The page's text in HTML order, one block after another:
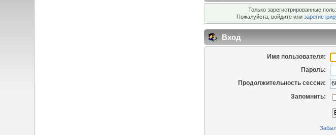
Только зарегистрированные
Пожалуйста, войдите или
Вход
Имя пользователя:
Пароль:
Продолжительность сессии:
Запомнить: